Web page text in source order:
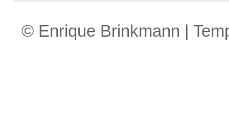
© Enrique Brinkmann |